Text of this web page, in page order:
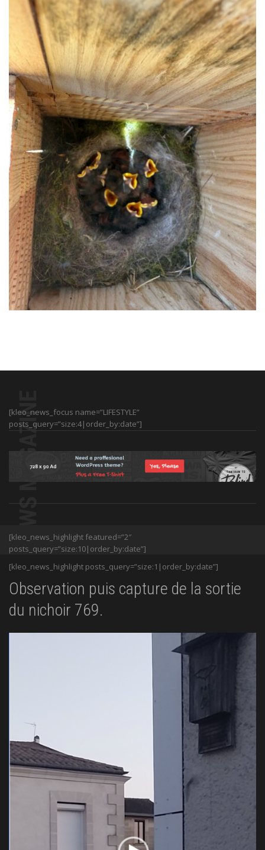
[kleo_news_focus name=”LIFESTYLE”
posts_query=”size:4|order_by:date”]
[kleo_news_highlight featured=”2″
posts_query=”size:10|order_by:date”]
[kleo_news_highlight posts_query=”size:1|order_by:date”]
Observation puis capture de la sortie
du nichoir 769.